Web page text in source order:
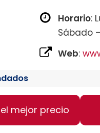
Horario:
Sábado
Web:
mejor precio